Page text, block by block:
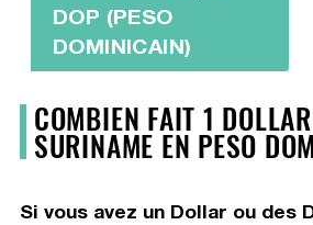
DOP (PESO
DOMINICAIN)
COMBIEN FAIT 1
SURINAME EN PESO
Si vous avez un Dollar ou des